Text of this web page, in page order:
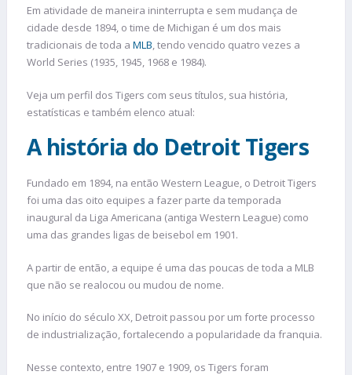
Em atividade de maneira ininterrupta e sem mudança de
cidade desde 1894, o time de Michigan é um dos mais
tradicionais de toda a MLB, tendo vencido quatro vezes a
World Series (1935, 1945, 1968 e 1984).
Veja um perfil dos Tigers com seus títulos, sua história,
estatísticas e também elenco atual:
A história do Detroit Tigers
Fundado em 1894, na então Western League, o Detroit Tigers
foi uma das oito equipes a fazer parte da temporada
inaugural da Liga Americana (antiga Western League) como
uma das grandes ligas de beisebol em 1901.
A partir de então, a equipe é uma das poucas de toda a MLB
que não se realocou ou mudou de nome.
No início do século XX, Detroit passou por um forte processo
de industrialização, fortalecendo a popularidade da franquia.
Nesse contexto, entre 1907 e 1909, os Tigers foram